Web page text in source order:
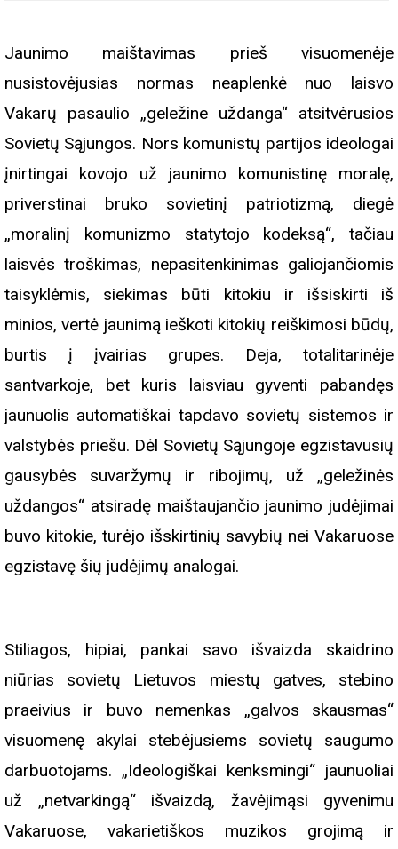
Jaunimo maištavimas prieš visuomenėje
nusistovėjusias normas neaplenkė nuo laisvo
Vakarų pasaulio „geležine uždanga“ atsitvėrusios
Sovietų Sąjungos. Nors komunistų partijos ideologai
įnirtingai kovojo už jaunimo komunistinę moralę,
priverstinai bruko sovietinį patriotizmą, diegė
„moralinį komunizmo statytojo kodeksą“, tačiau
laisvės troškimas, nepasitenkinimas galiojančiomis
taisyklėmis, siekimas būti kitokiu ir išsiskirti iš
minios, vertė jaunimą ieškoti kitokių reiškimosi būdų,
burtis į įvairias grupes. Deja, totalitarinėje
santvarkoje, bet kuris laisviau gyventi pabandęs
jaunuolis automatiškai tapdavo sovietų sistemos ir
valstybės priešu. Dėl Sovietų Sąjungoje egzistavusių
gausybės suvaržymų ir ribojimų, už „geležinės
uždangos“ atsiradę maištaujančio jaunimo judėjimai
buvo kitokie, turėjo išskirtinių savybių nei Vakaruose
egzistavę šių judėjimų analogai.
Stiliagos, hipiai, pankai savo išvaizda skaidrino
niūrias sovietų Lietuvos miestų gatves, stebino
praeivius ir buvo nemenkas „galvos skausmas“
visuomenę akylai stebėjusiems sovietų saugumo
darbuotojams. „Ideologiškai kenksmingi“ jaunuoliai
už „netvarkingą“ išvaizdą, žavėjimąsi gyvenimu
Vakaruose, vakarietiškos muzikos grojimą ir